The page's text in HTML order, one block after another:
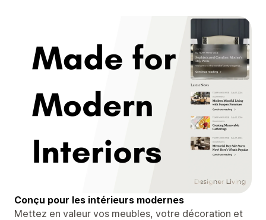
Conçu pour les intérieurs modernes
Mettez en valeur vos meubles, votre décoration et